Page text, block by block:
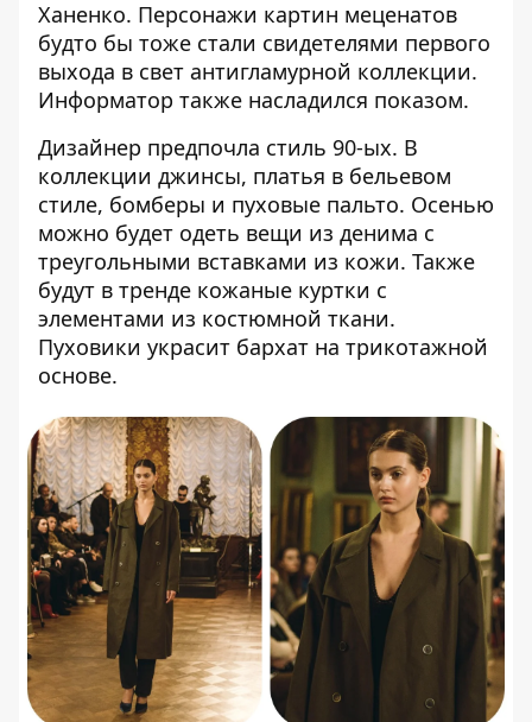
Ханенко. Персонажи картин меценатов
будто бы тоже стали свидетелями первого
выхода в свет антигламурной коллекции.
Информатор также насладился показом.
Дизайнер предпочла стиль 90-ых. В
коллекции джинсы, платья в бельевом
стиле, бомберы и пуховые пальто. Осенью
можно будет одеть вещи из денима с
треугольными вставками из кожи. Также
будут в тренде кожаные куртки с
элементами из костюмной ткани.
Пуховики украсит бархат на трикотажной
основе.